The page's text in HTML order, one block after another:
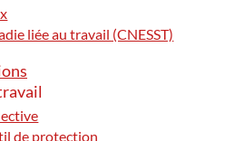
liée au travail (CNESST)
de protection